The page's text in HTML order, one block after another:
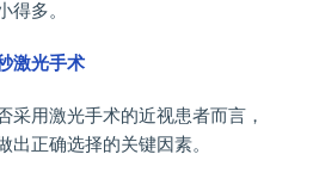
得多。
激光手术
用激光手术的近视患者而言，
出正确选择的关键因素。